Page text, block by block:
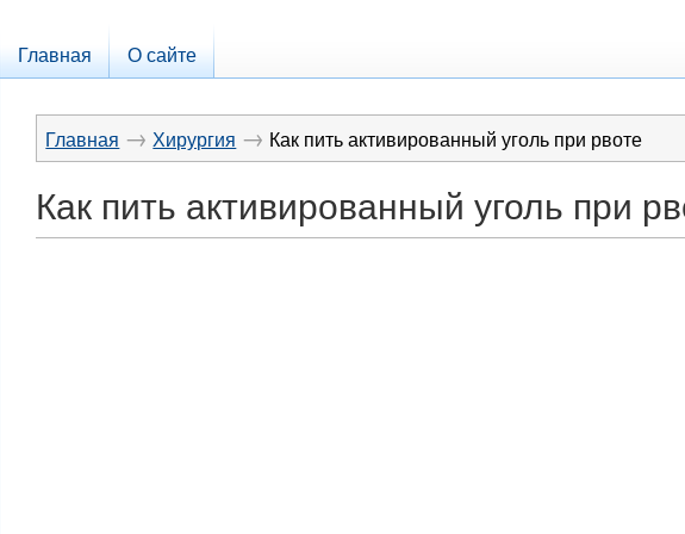
Главная О сайте
Главная → Хирургия → Как пить активированный уголь при рвоте
Как пить активированный уголь при